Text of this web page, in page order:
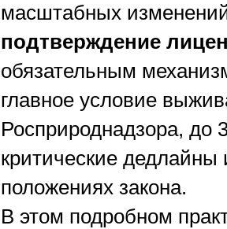
масштабных
подтверждение
обязательным
главное условие
Росприроднадзора, до
критические
положениях закона.
В этом подробном